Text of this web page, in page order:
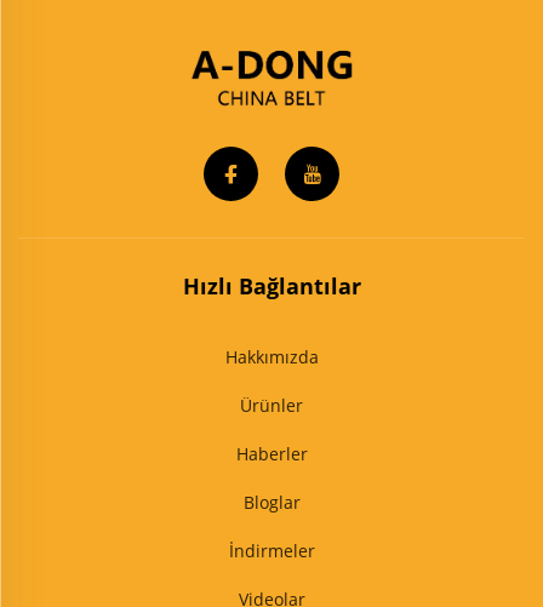
Hızlı Bağlantılar
Hakkımızda
Ürünler
Haberler
Bloglar
İndirmeler
Videolar